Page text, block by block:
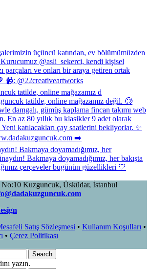
tatilde, online mağazamız d
Bakmaya doyamadığımız, her
Kuzguncuk, Üsküdar, İstanbul
Satış Sözleşmesi • Kullanım Koşulları •
• Çerez Politikası
Search
yazın.